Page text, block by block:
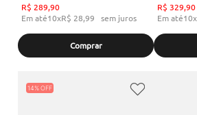
R$ 289,90
Em até10xR$ 28,99 sem juros
Comprar
R$ 329,90
Em até10x
14%